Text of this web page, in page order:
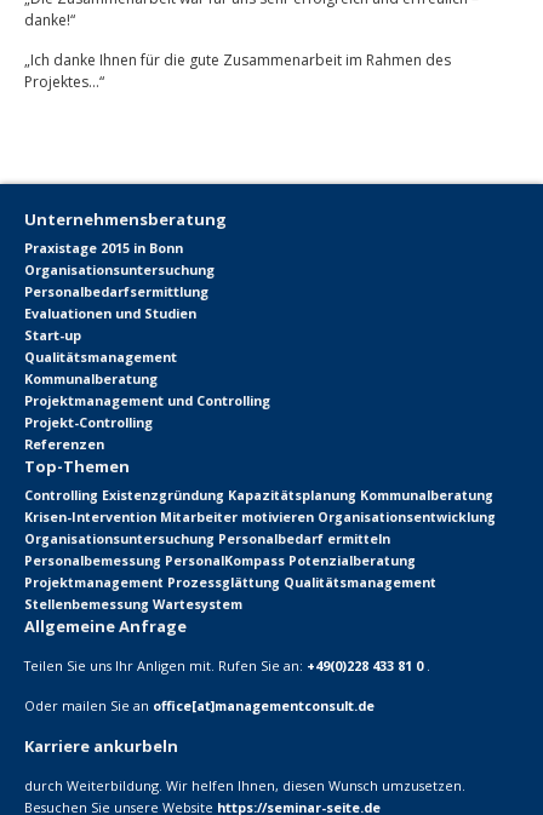
danke!“
„Ich danke Ihnen für die gute Zusammenarbeit im Rahmen des
Projektes…“
Unternehmensberatung
Praxistage 2015 in Bonn
Organisationsuntersuchung
Personalbedarfsermittlung
Evaluationen und Studien
Start-up
Qualitätsmanagement
Kommunalberatung
Projektmanagement und Controlling
Projekt-Controlling
Referenzen
Top-Themen
Controlling Existenzgründung Kapazitätsplanung Kommunalberatung
Krisen-Intervention Mitarbeiter motivieren Organisationsentwicklung
Organisationsuntersuchung Personalbedarf ermitteln
Personalbemessung PersonalKompass Potenzialberatung
Projektmanagement Prozessglättung Qualitätsmanagement
Stellenbemessung Wartesystem
Allgemeine Anfrage
Teilen Sie uns Ihr Anligen mit. Rufen Sie an: +49(0)228 433 81 0 .
Oder mailen Sie an office[at]managementconsult.de
Karriere ankurbeln
durch Weiterbildung. Wir helfen Ihnen, diesen Wunsch umzusetzen.
Besuchen Sie unsere Website https://seminar-seite.de